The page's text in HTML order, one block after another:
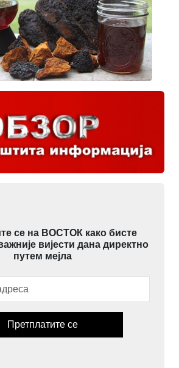
се на ВОСТОК како бисте
вијести дана директно
путем мејла
Претплатите се